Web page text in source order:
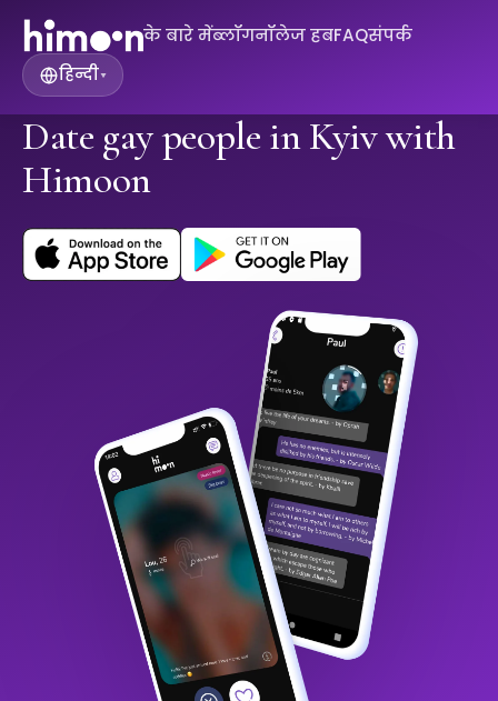
के बारे मेंब्लॉगनॉलेज हबFAQसंपर्क
हिन्दी▾
Date gay people in Kyiv with
Himoon